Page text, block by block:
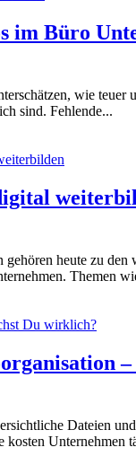
im Büro
wie teuer
sind. Fehlende...
heute zu den
Themen
–
Dateien
Unternehmen